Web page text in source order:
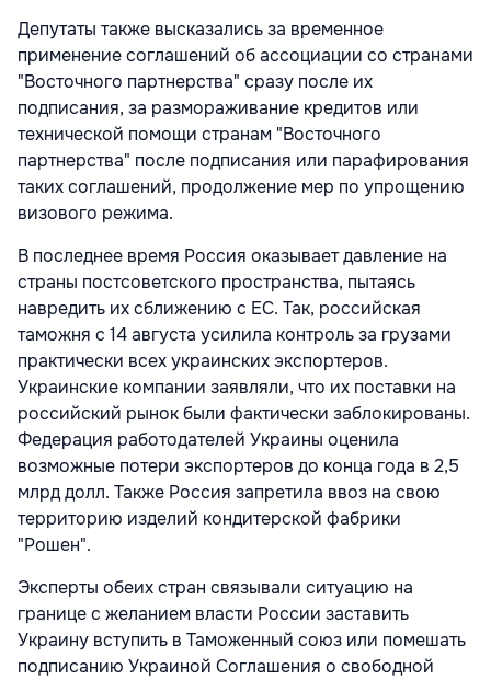
Депутаты также высказались за временное
применение соглашений об ассоциации со странами
"Восточного партнерства" сразу после их
подписания, за размораживание кредитов или
технической помощи странам "Восточного
партнерства" после подписания или парафирования
таких соглашений, продолжение мер по упрощению
визового режима.
В последнее время Россия оказывает давление на
страны постсоветского пространства, пытаясь
навредить их сближению с ЕС. Так, российская
таможня с 14 августа усилила контроль за грузами
практически всех украинских экспортеров.
Украинские компании заявляли, что их поставки на
российский рынок были фактически заблокированы.
Федерация работодателей Украины оценила
возможные потери экспортеров до конца года в 2,5
млрд долл. Также Россия запретила ввоз на свою
территорию изделий кондитерской фабрики
"Рошен".
Эксперты обеих стран связывали ситуацию на
границе с желанием власти России заставить
Украину вступить в Таможенный союз или помешать
подписанию Украиной Соглашения о свободной